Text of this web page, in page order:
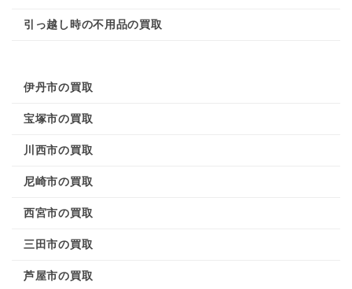
引っ越し時の不用品の買取
伊丹市の買取
宝塚市の買取
川西市の買取
尼崎市の買取
西宮市の買取
三田市の買取
芦屋市の買取